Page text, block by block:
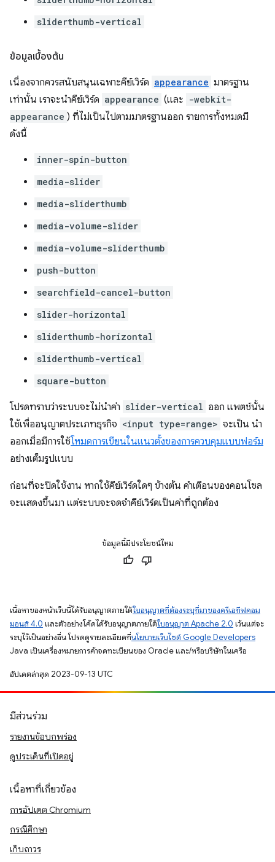
sliderthumb-vertical
ข้อมูลเบื้องต้น
เนื่องจากควรสนับสนุนเฉพาะคีย์เวิร์ด appearance มาตรฐาน
เท่านั้น เราจะนำคีย์เวิร์ด appearance (และ -webkit-
appearance ) ที่ไม่เป็นไปตามมาตรฐานออก รายการทั้งหมดมี
ดังนี้
inner-spin-button
media-slider
media-sliderthumb
media-volume-slider
media-volume-sliderthumb
push-button
searchfield-cancel-button
slider-horizontal
sliderthumb-horizontal
sliderthumb-vertical
square-button
โปรดทราบว่าระบบจะไม่นำค่า slider-vertical ออก แพตช์นั้น
ใช้เพื่ออนุญาตประเภทธุรกิจ <input type=range> จะเป็น นำ
ออกเมื่อมีการใช้โหมดการเขียนในแนวตั้งของการควบคุมแบบฟอร์ม
อย่างเต็มรูปแบบ
ก่อนที่จะปิดใช้งาน หากใช้คีย์เวิร์ดใดๆ ข้างต้น คำเตือนของคอนโซล
จะแสดงขึ้นมา แต่ระบบจะจดจำคีย์เวิร์ดเป็นค่าที่ถูกต้อง
ข้อมูลนี้มีประโยชน์ไหม
เนื้อหาของหน้าเว็บนี้ได้รับอนุญาตภายใต้ใบอนุญาตที่ต้องระบุที่มาของครีเอทีฟคอม
มอนส์ 4.0 และตัวอย่างโค้ดได้รับอนุญาตภายใต้ใบอนุญาต Apache 2.0 เว้นแต่จะ
ระบุไว้เป็นอย่างอื่น โปรดดูรายละเอียดที่นโยบายเว็บไซต์ Google Developers
Java เป็นเครื่องหมายการค้าจดทะเบียนของ Oracle และ/หรือบริษัทในเครือ
อัปเดตล่าสุด 2023-09-13 UTC
มีส่วนร่วม
รายงานข้อบกพร่อง
ดูประเด็นที่เปิดอยู่
เนื้อหาที่เกี่ยวข้อง
การอัปเดต Chromium
กรณีศึกษา
เก็บถาวร